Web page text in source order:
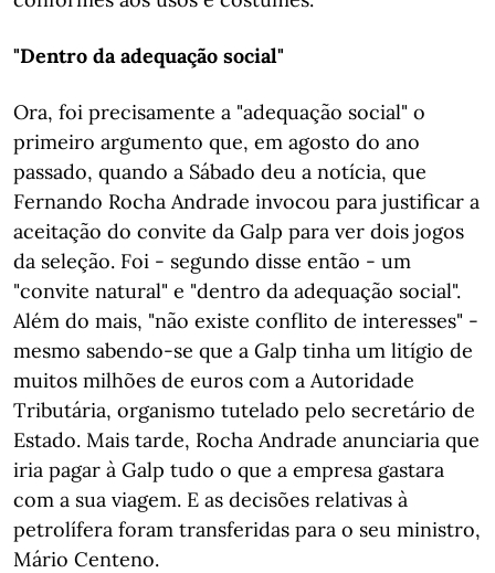
"Dentro da adequação social"
Ora, foi precisamente a "adequação social" o
primeiro argumento que, em agosto do ano
passado, quando a Sábado deu a notícia, que
Fernando Rocha Andrade invocou para justificar a
aceitação do convite da Galp para ver dois jogos
da seleção. Foi - segundo disse então - um
"convite natural" e "dentro da adequação social".
Além do mais, "não existe conflito de interesses" -
mesmo sabendo-se que a Galp tinha um litígio de
muitos milhões de euros com a Autoridade
Tributária, organismo tutelado pelo secretário de
Estado. Mais tarde, Rocha Andrade anunciaria que
iria pagar à Galp tudo o que a empresa gastara
com a sua viagem. E as decisões relativas à
petrolífera foram transferidas para o seu ministro,
Mário Centeno.